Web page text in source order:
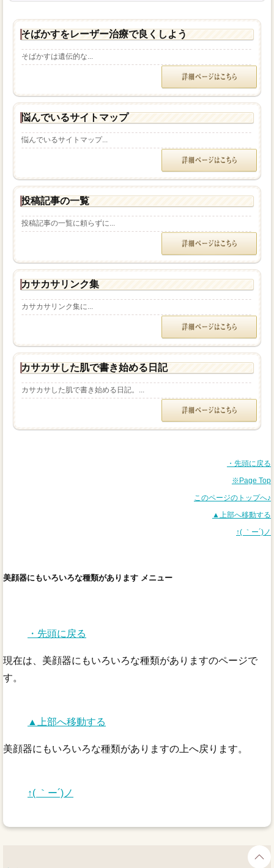
そばかすをレーザー治療で良くしよう
そばかすは遺伝的な...
悩んでいるサイトマップ
悩んでいるサイトマップ...
投稿記事の一覧
投稿記事の一覧に頼らずに...
カサカサリンク集
カサカサリンク集に...
カサカサした肌で書き始める日記
カサカサした肌で書き始める日記。...
・先頭に戻る
※Page Top
このページのトップへ♪
▲上部へ移動する
↑( ｀ー´)ノ
美顔器にもいろいろな種類があります メニュー
・先頭に戻る
現在は、美顔器にもいろいろな種類がありますのページで
す。
▲上部へ移動する
美顔器にもいろいろな種類がありますの上へ戻ります。
↑( ｀ー´)ノ